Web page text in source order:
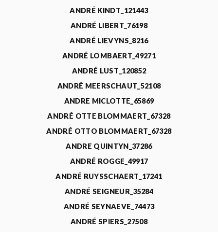
ANDRÉ KINDT_121443
ANDRÉ LIBERT_76198
ANDRÉ LIEVYNS_8216
ANDRÉ LOMBAERT_49271
ANDRÉ LUST_120852
ANDRÉ MEERSCHAUT_52108
ANDRE MICLOTTE_65869
ANDRÉ OTTE BLOMMAERT_67328
ANDRÉ OTTO BLOMMAERT_67328
ANDRE QUINTYN_37286
ANDRÉ ROGGE_49917
ANDRÉ RUYSSCHAERT_17241
ANDRÉ SEIGNEUR_35284
ANDRÉ SEYNAEVE_74473
ANDRÉ SPIERS_27508